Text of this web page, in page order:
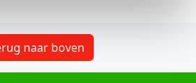
naar boven